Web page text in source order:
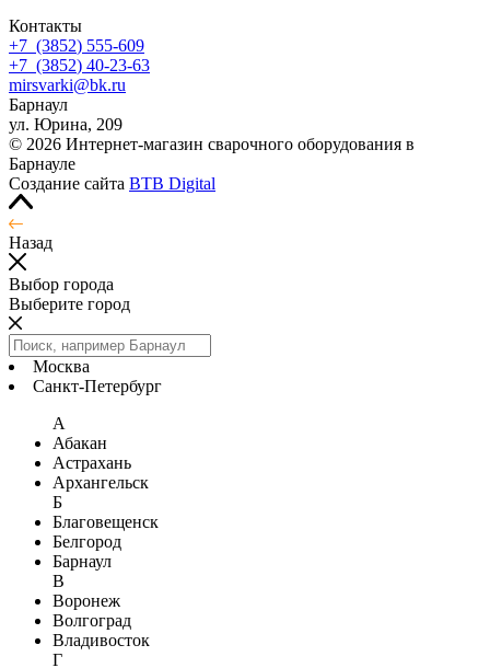
Контакты
+7 (3852) 555-609
+7 (3852) 40-23-63
mirsvarki@bk.ru
Барнаул
ул. Юрина, 209
© 2026 Интернет-магазин сварочного оборудования в
Барнауле
Создание сайта BTB Digital
Назад
Выбор города
Выберите город
Москва
Санкт-Петербург
А
Абакан
Астрахань
Архангельск
Б
Благовещенск
Белгород
Барнаул
В
Воронеж
Волгоград
Владивосток
Г